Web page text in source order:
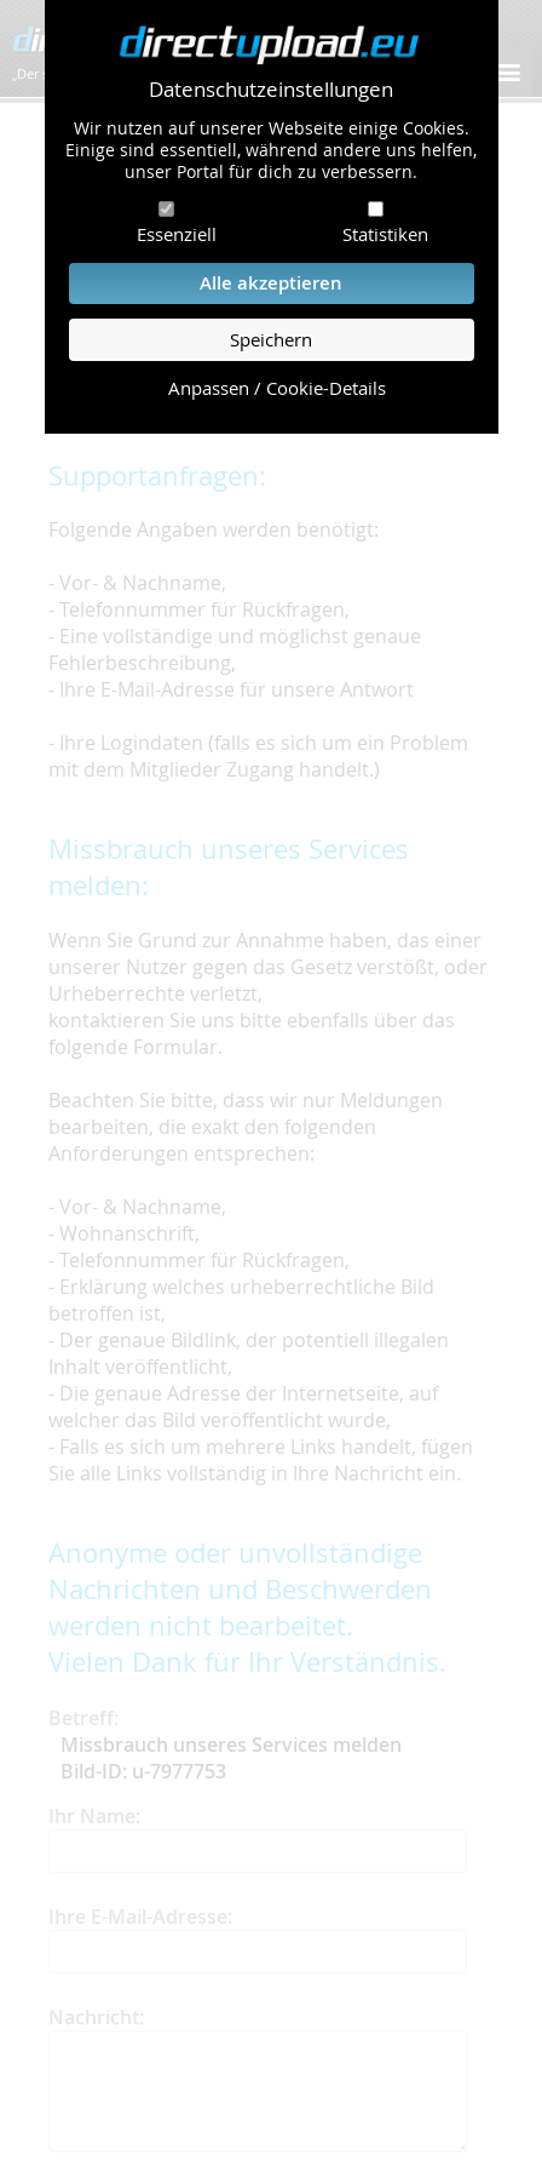
Datenschutzeinstellungen
Wir nutzen auf unserer Webseite einige Cookies.
Einige sind essentiell, während andere uns helfen,
unser Portal für dich zu verbessern.
Essenziell Statistiken
Alle akzeptieren
Speichern
Anpassen / Cookie-Details
„Der schnellste Bilder-Hoster im Web!”
Kontakt & Support
Um eine schnelle und unkomplizierte
Bearbeitung Ihres Problems zu gewährleisten,
bitten wir Sie,
folgende Punkte zu beachten und einzuhalten.
Die schnellste Hilfe finden Sie auf unserer
Seite, die die häufig gestellten Fragen
Supportanfragen:
Folgende Angaben werden benötigt:
- Vor- & Nachname,
- Telefonnummer für Rückfragen,
- Eine vollständige und möglichst genaue
Fehlerbeschreibung,
- Ihre E-Mail-Adresse für unsere Antwort
- Ihre Logindaten (falls es sich um ein Problem
mit dem Mitglieder Zugang handelt.)
Missbrauch unseres Services
melden:
Wenn Sie Grund zur Annahme haben, das einer
unserer Nutzer gegen das Gesetz verstößt, oder
Urheberrechte verletzt,
kontaktieren Sie uns bitte ebenfalls über das
folgende Formular.
Beachten Sie bitte, dass wir nur Meldungen
bearbeiten, die exakt den folgenden
Anforderungen entsprechen:
- Vor- & Nachname,
- Wohnanschrift,
- Telefonnummer für Rückfragen,
- Erklärung welches urheberrechtliche Bild
betroffen ist,
- Der genaue Bildlink, der potentiell illegalen
Inhalt veröffentlicht,
- Die genaue Adresse der Internetseite, auf
welcher das Bild veröffentlicht wurde,
- Falls es sich um mehrere Links handelt, fügen
Sie alle Links vollständig in Ihre Nachricht ein.
Anonyme oder unvollständige
Nachrichten und Beschwerden
werden nicht bearbeitet.
Vielen Dank für Ihr Verständnis.
Betreff:
Missbrauch unseres Services melden
Bild-ID: u-7977753
Ihr Name:
Ihre E-Mail-Adresse:
Nachricht: